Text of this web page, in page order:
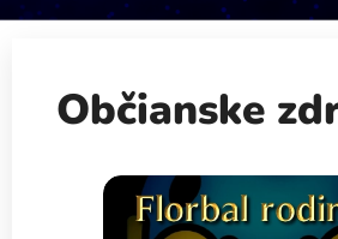
Občianske